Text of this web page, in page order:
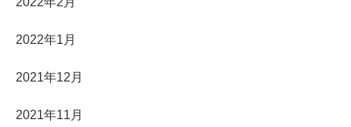
2022年1月
2021年12月
2021年11月